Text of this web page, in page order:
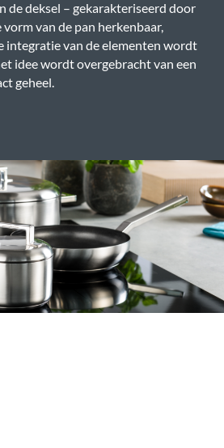
de deksel – gekarakteriseerd door
van de pan herkenbaar,
integratie van de elementen wordt
idee wordt overgebracht van een
geheel.